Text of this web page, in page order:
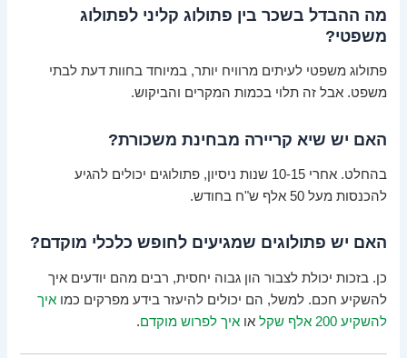
מה ההבדל בשכר בין פתולוג קליני לפתולוג
משפטי?
פתולוג משפטי לעיתים מרוויח יותר, במיוחד בחוות דעת לבתי
משפט. אבל זה תלוי בכמות המקרים והביקוש.
האם יש שיא קריירה מבחינת משכורת?
בהחלט. אחרי 10-15 שנות ניסיון, פתולוגים יכולים להגיע
להכנסות מעל 50 אלף ש"ח בחודש.
האם יש פתולוגים שמגיעים לחופש כלכלי מוקדם?
כן. בזכות יכולת לצבור הון גבוה יחסית, רבים מהם יודעים איך
להשקיע חכם. למשל, הם יכולים להיעזר בידע מפרקים כמואיך
להשקיע 200 אלף שקל
אואיך לפרוש מוקדם.